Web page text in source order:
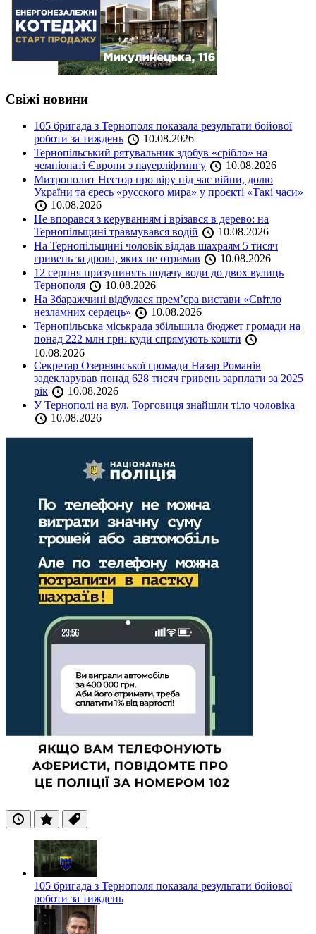
Свіжі новини
105 бригада з Тернополя показала результати бойової
роботи за тиждень
10.08.2026
Тернопільський рятувальник здобув «срібло» на
чемпіонаті Європи з пауерліфтингу
10.08.2026
Митрополит Нестор про віру під час війни, долю
України та єресь «русского мира» у проєкті «Такі часи»
10.08.2026
Не впорався з керуванням і врізався в дерево: на
Тернопільщині травмувався водій
10.08.2026
На Тернопільщині чоловік віддав шахраям 5 тисяч
гривень за дрова, яких не отримав
10.08.2026
12 серпня призупинять подачу води до двох вулиць
Тернополя
10.08.2026
На Збаражчині відбулася прем’єра вистави «Світло
незламних сердець»
10.08.2026
Тернопільська міськрада збільшила бюджет громади на
понад 222 млн грн: куди спрямують кошти
10.08.2026
Секретар Озернянської громади Назар Романів
задекларував понад 628 тисяч гривень зарплати за 2025
рік
10.08.2026
У Тернополі на вул. Торговиця знайшли тіло чоловіка
10.08.2026
ОстанніПопулярні
Теги
105 бригада з Тернополя показала результати бойової
роботи за тиждень